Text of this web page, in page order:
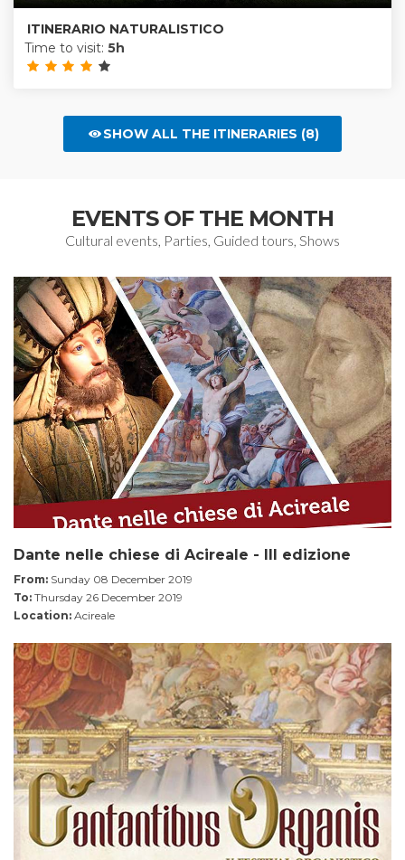
ITINERARIO NATURALISTICO
Time to visit: 5h
SHOW ALL THE ITINERARIES (8)
EVENTS OF THE MONTH
Cultural events, Parties, Guided tours, Shows
Dante nelle chiese di Acireale - III edizione
From: Sunday 08 December 2019
To: Thursday 26 December 2019
Location: Acireale